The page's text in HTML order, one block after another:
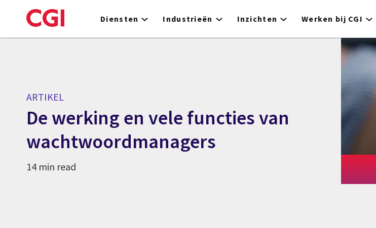
to
Diensten Industrieën Inzichten Werken bij CGI
ARTIKEL
De werking en vele functies van
wachtwoordmanagers
14 min read